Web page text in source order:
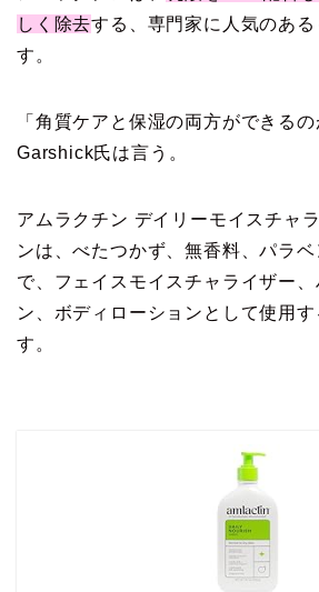
しく除去する、専門家に人気のあ
す。
「角質ケアと保湿の両方ができる
Garshick氏は言う。
アムラクチン デイリーモイスチャ
ンは、べたつかず、無香料、パラ
で、フェイスモイスチャライザー
ン、ボディローションとして使用す
す。